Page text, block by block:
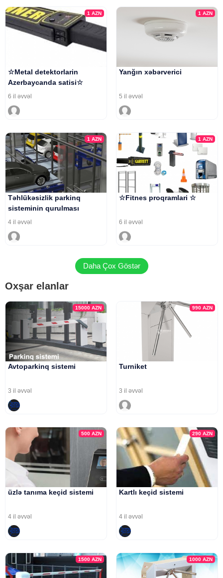
1AZN
☆Metal detektorlarin
Azerbaycanda satisi☆
6 il əvvəl
1 AZN
Yanğın xəbərverici
5 il əvvəl
1AZN
Təhlükəsizlik parkinq
sisteminin qurulması
4 il əvvəl
1 AZN
☆Fitnes proqramlari ☆
6 il əvvəl
Daha Çox Göstər
Oxşar elanlar
15000AZN
Avtoparkinq sistemi
3 il əvvəl
990 AZN
Turniket
3 il əvvəl
500AZN
üzlə tanıma keçid sistemi
4 il əvvəl
290 AZN
Kartlı keçid sistemi
4 il əvvəl
1500AZN 1000 AZN